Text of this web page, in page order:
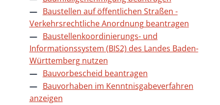
Baustellen auf öffentlichen Straßen -
Verkehrsrechtliche Anordnung beantragen
Baustellenkoordinierungs- und
Informationssystem (BIS2) des Landes Baden-
Württemberg nutzen
Bauvorbescheid beantragen
Bauvorhaben im Kenntnisgabeverfahren
anzeigen